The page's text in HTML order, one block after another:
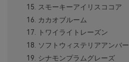
スモーキーアイリスココア
カカオブルーム
トワイライトレーズン
ソフトウィステリアアンバー
シナモンプラムグレーズ